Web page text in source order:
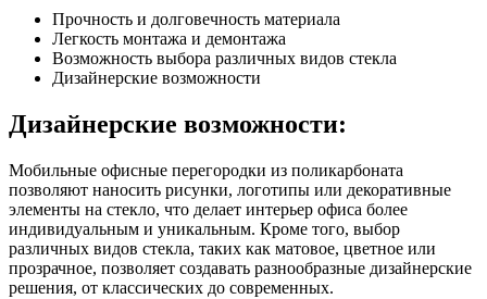
Прочность и долговечность материала
Легкость монтажа и демонтажа
Возможность выбора различных видов стекла
Дизайнерские возможности
Дизайнерские возможности:
Мобильные офисные перегородки из поликарбоната
позволяют наносить рисунки, логотипы или декоративные
элементы на стекло, что делает интерьер офиса более
индивидуальным и уникальным. Кроме того, выбор
различных видов стекла, таких как матовое, цветное или
прозрачное, позволяет создавать разнообразные дизайнерские
решения, от классических до современных.